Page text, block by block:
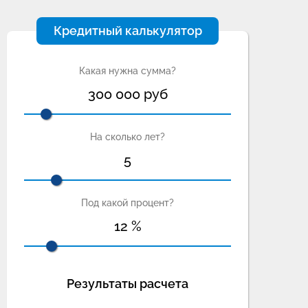
Кредитный калькулятор
Какая нужна сумма?
300 000руб
На сколько лет?
5
Под какой процент?
12 %
Результаты расчета